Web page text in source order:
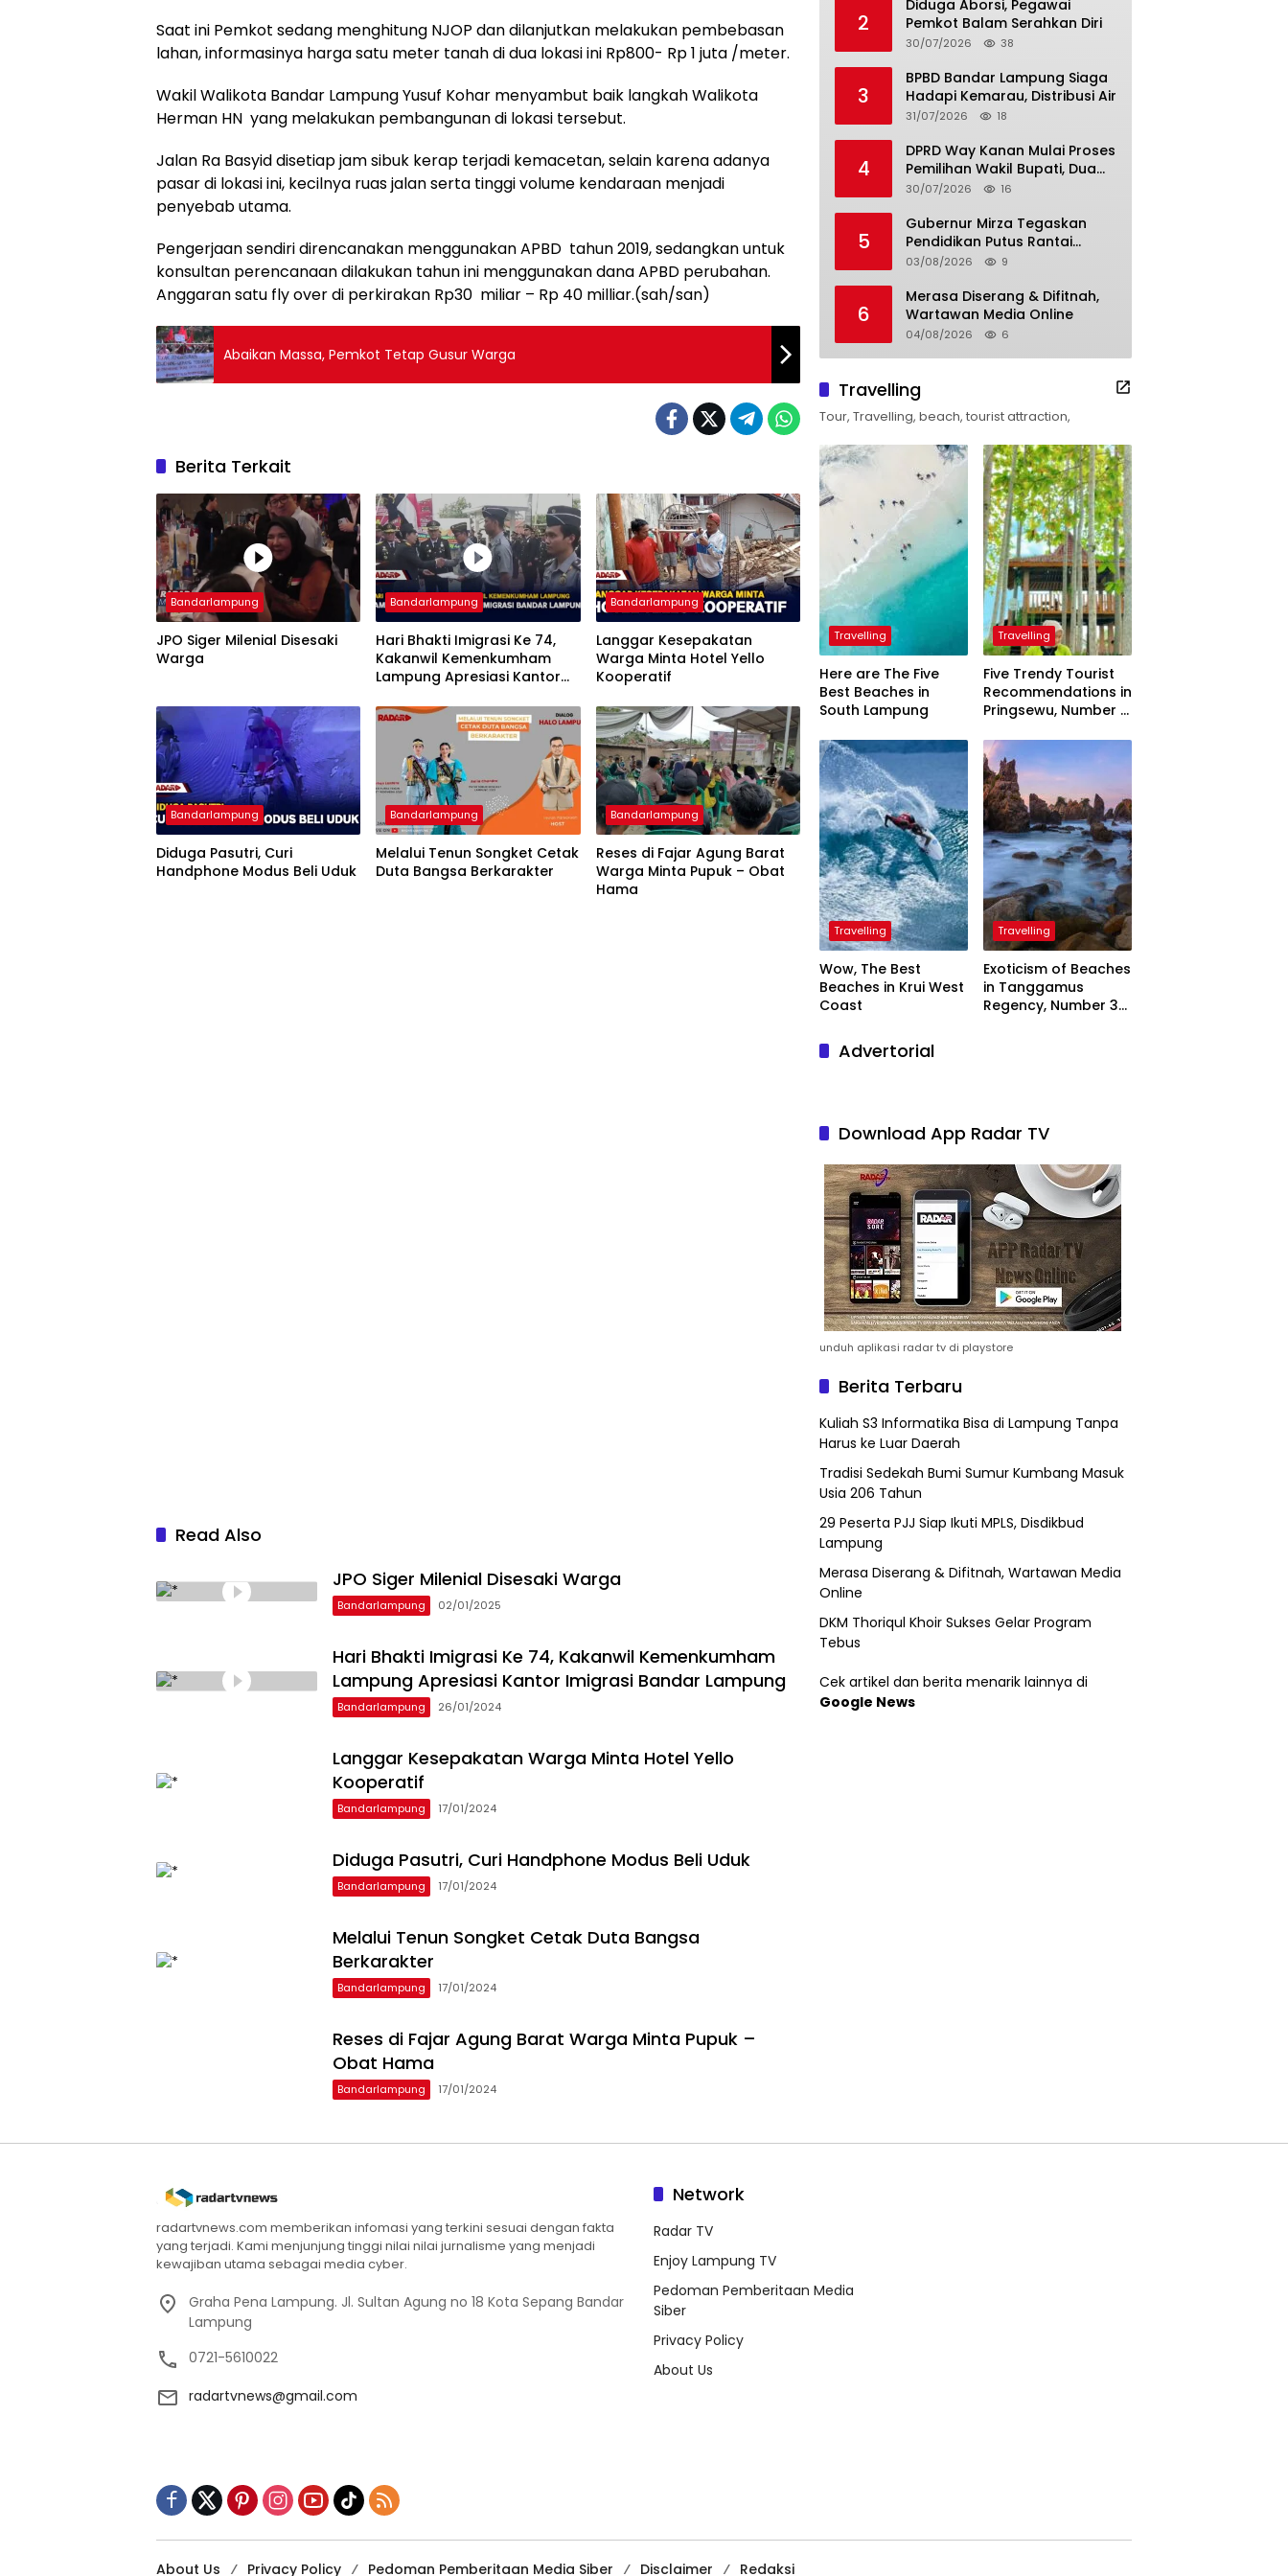
Saat ini Pemkot sedang menghitung NJOP dan dilanjutkan melakukan pembebasan
lahan, informasinya harga satu meter tanah di dua lokasi ini Rp800- Rp 1 juta /meter.
Wakil Walikota Bandar Lampung Yusuf Kohar menyambut baik langkah Walikota
Herman HN yang melakukan pembangunan di lokasi tersebut.
Jalan Ra Basyid disetiap jam sibuk kerap terjadi kemacetan, selain karena adanya
pasar di lokasi ini, kecilnya ruas jalan serta tinggi volume kendaraan menjadi
penyebab utama.
Pengerjaan sendiri direncanakan menggunakan APBD tahun 2019, sedangkan untuk
konsultan perencanaan dilakukan tahun ini menggunakan dana APBD perubahan.
Anggaran satu fly over di perkirakan Rp30 miliar – Rp 40 milliar.(sah/san)
Abaikan Massa, Pemkot Tetap Gusur Warga
Berita Terkait
Bandarlampung
JPO Siger Milenial Disesaki
Warga
Bandarlampung
Hari Bhakti Imigrasi Ke 74,
Kakanwil Kemenkumham
Lampung Apresiasi Kantor
Bandarlampung
Langgar Kesepakatan
Warga Minta Hotel Yello
Kooperatif
Bandarlampung
Diduga Pasutri, Curi
Handphone Modus Beli Uduk
Bandarlampung
Melalui Tenun Songket Cetak
Duta Bangsa Berkarakter
Bandarlampung
Reses di Fajar Agung Barat
Warga Minta Pupuk – Obat
Hama
Read Also
JPO Siger Milenial Disesaki Warga
Bandarlampung 02/01/2025
Hari Bhakti Imigrasi Ke 74, Kakanwil Kemenkumham
Lampung Apresiasi Kantor Imigrasi Bandar Lampung
Bandarlampung 26/01/2024
Langgar Kesepakatan Warga Minta Hotel Yello
Kooperatif
Bandarlampung 17/01/2024
Diduga Pasutri, Curi Handphone Modus Beli Uduk
Bandarlampung 17/01/2024
Melalui Tenun Songket Cetak Duta Bangsa
Berkarakter
Bandarlampung 17/01/2024
Reses di Fajar Agung Barat Warga Minta Pupuk –
Obat Hama
Bandarlampung 17/01/2024
2
Diduga Aborsi, Pegawai
Pemkot Balam Serahkan Diri
30/07/2026 38
3
BPBD Bandar Lampung Siaga
Hadapi Kemarau, Distribusi Air
31/07/2026 18
4
DPRD Way Kanan Mulai Proses
Pemilihan Wakil Bupati, Dua
Nama Resmi Bersaing
30/07/2026 16
5
Gubernur Mirza Tegaskan
Pendidikan Putus Rantai
Kemiskinan
03/08/2026 9
6
Merasa Diserang & Difitnah,
Wartawan Media Online
04/08/2026 6
Travelling
Tour, Travelling, beach, tourist attraction,
Travelling
Here are The Five
Best Beaches in
South Lampung
Travelling
Five Trendy Tourist
Recommendations in
Pringsewu, Number 3
President
Travelling
Wow, The Best
Beaches in Krui West
Coast
Travelling
Exoticism of Beaches
in Tanggamus
Regency, Number 3
Advertorial
Download App Radar TV
unduh aplikasi radar tv di playstore
Berita Terbaru
Kuliah S3 Informatika Bisa di Lampung Tanpa
Harus ke Luar Daerah
Tradisi Sedekah Bumi Sumur Kumbang Masuk
Usia 206 Tahun
29 Peserta PJJ Siap Ikuti MPLS, Disdikbud
Lampung
Merasa Diserang & Difitnah, Wartawan Media
Online
DKM Thoriqul Khoir Sukses Gelar Program
Tebus
Cek artikel dan berita menarik lainnya di
Google News
radartvnews.com memberikan infomasi yang terkini sesuai dengan fakta
yang terjadi. Kami menjunjung tinggi nilai nilai jurnalisme yang menjadi
kewajiban utama sebagai media cyber.
Graha Pena Lampung. Jl. Sultan Agung no 18 Kota Sepang Bandar
Lampung
0721-5610022
radartvnews@gmail.com
Network
Radar TV
Enjoy Lampung TV
Pedoman Pemberitaan Media
Siber
Privacy Policy
About Us
About Us Privacy Policy Pedoman Pemberitaan Media Siber Disclaimer Redaksi